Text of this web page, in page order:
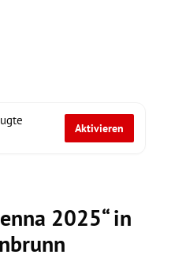
Aktivieren
2025“ in